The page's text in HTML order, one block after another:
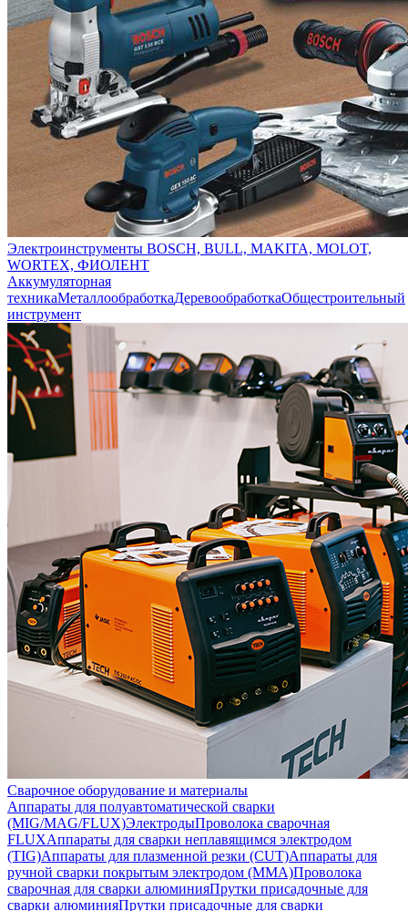
Электроинструменты BOSCH, BULL, MAKITA, MOLOT,
WORTEX, ФИОЛЕНТ
Аккумуляторная
техникаМеталлообработкаДеревообработкаОбщестроительный
инструмент
Сварочное оборудование и материалы
Аппараты для полуавтоматической сварки
(MIG/MAG/FLUX)ЭлектродыПроволока сварочная
FLUXАппараты для сварки неплавящимся электродом
(TIG)Аппараты для плазменной резки (CUT)Аппараты для
ручной сварки покрытым электродом (MMA)Проволока
сварочная для сварки алюминияПрутки присадочные для
сварки алюминияПрутки присадочные для сварки